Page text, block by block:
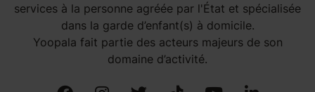
services à la personne agréée par l'État et spécialisée
dans la garde d’enfant(s) à domicile.
Yoopala fait partie des acteurs majeurs de son
domaine d’activité.